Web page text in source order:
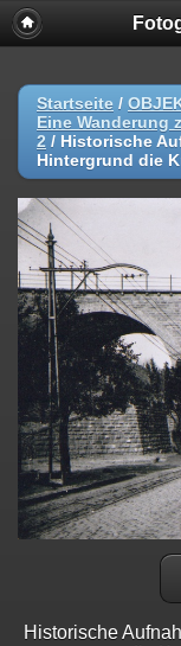
Startseite /
Eine Wanderung
2 / Historische
Hintergrund die
Historische